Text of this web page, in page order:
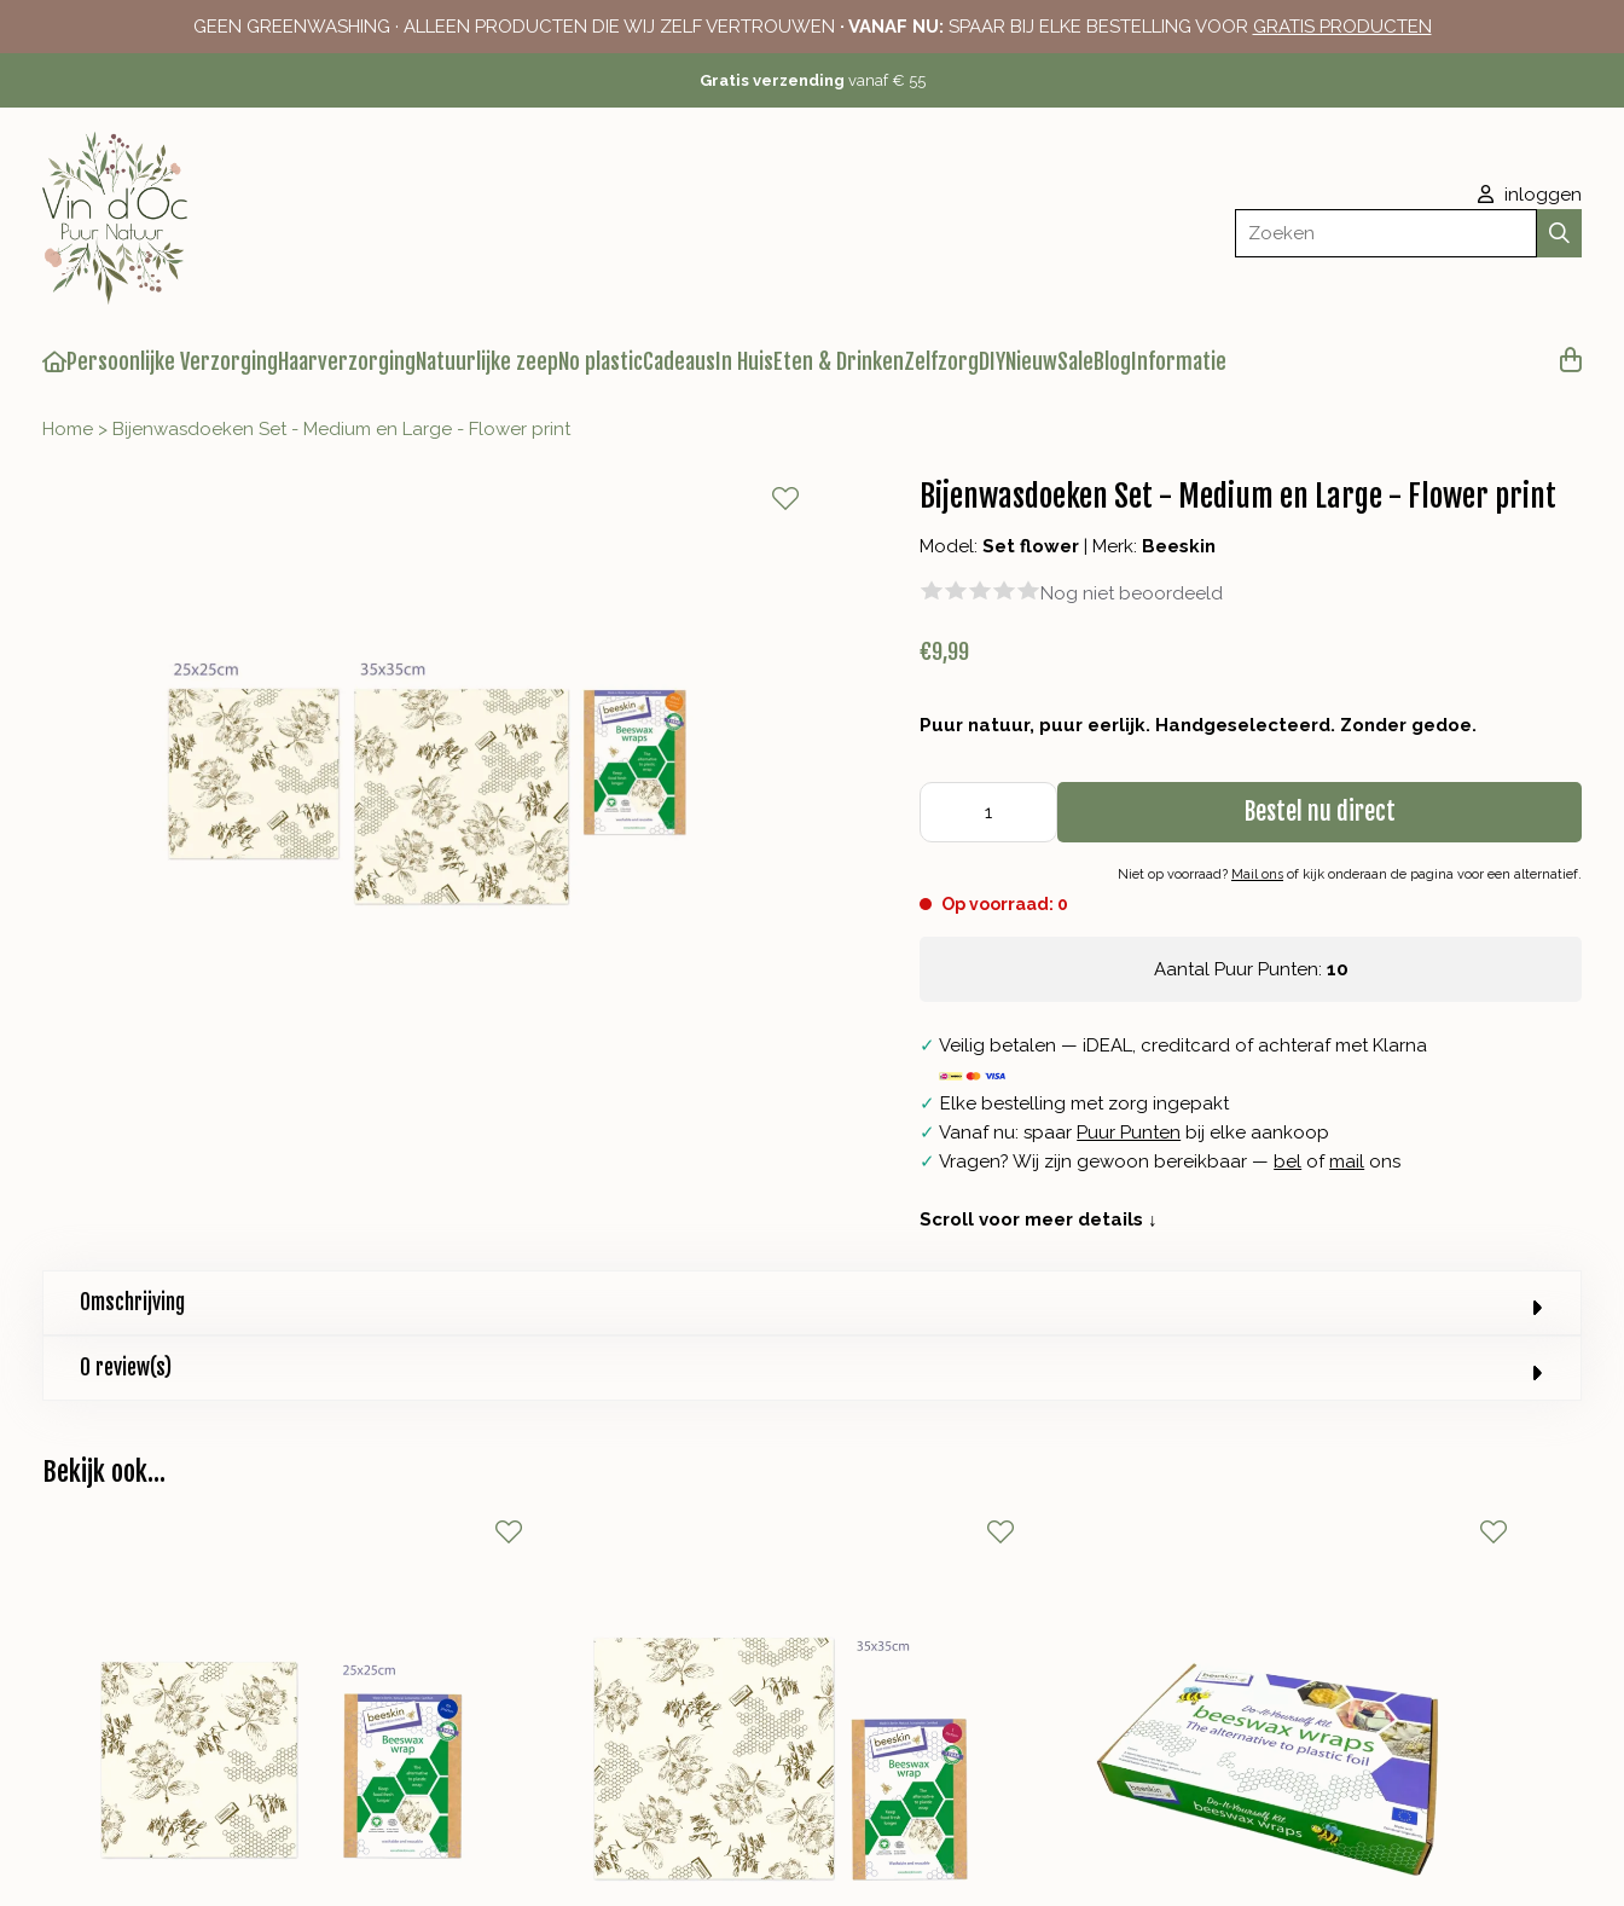
GEEN GREENWASHING · ALLEEN PRODUCTEN DIE WIJ ZELF VERTROUWEN · VANAF NU: SPAAR BIJ ELKE BESTELLING VOOR GRATIS PRODUCTEN
Gratis verzending vanaf € 55
inloggen
Zoeken
Persoonlijke VerzorgingHaarverzorgingNatuurlijke zeepNo plasticCadeaus In HuisEten & DrinkenZelfzorgDIYNieuwSaleBlog Informatie
Home > Bijenwasdoeken Set - Medium en Large - Flower print
Bijenwasdoeken Set - Medium en Large - Flower print
Model:Set flower Merk: Beeskin
Nog niet beoordeeld
€9,99
Puur natuur, puur eerlijk. Handgeselecteerd. Zonder gedoe.
Bestel nu direct
Niet op voorraad? Mail ons of kijk onderaan de pagina voor een alternatief.
Op voorraad: 0
Aantal Puur Punten: 10
✓ Veilig betalen — iDEAL, creditcard of achteraf met Klarna
✓ Elke bestelling met zorg ingepakt
✓ Vanaf nu: spaar Puur Punten bij elke aankoop
✓ Vragen? Wij zijn gewoon bereikbaar — bel ofmail ons
Scroll voor meer details ↓
Omschrijving
0 review(s)
Bekijk ook...